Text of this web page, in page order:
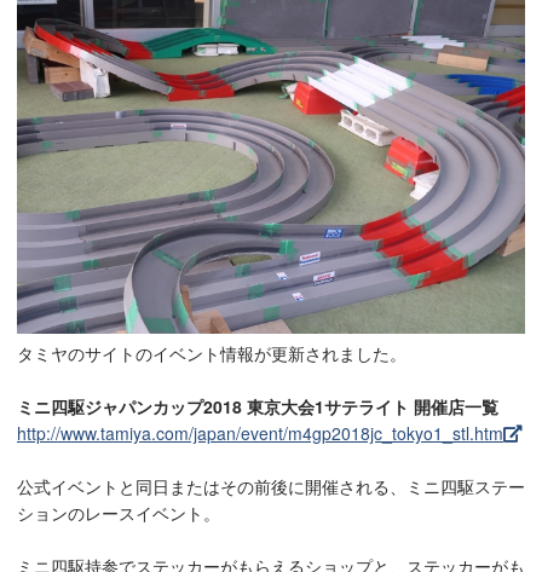
タミヤのサイトのイベント情報が更新されました。
ミニ四駆ジャパンカップ2018 東京大会1サテライト 開催店一覧
http://www.tamiya.com/japan/event/m4gp2018jc_tokyo1_stl.htm
公式イベントと同日またはその前後に開催される、ミニ四駆ステー
ションのレースイベント。
ミニ四駆持参でステッカーがもらえるショップと、ステッカーがも